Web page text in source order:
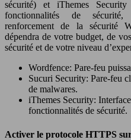
sécurité) et iThemes
fonctionnalités de
renforcement de la sécurité
dépendra de votre budget, de
sécurité et de votre niveau
Wordfence: Pare-feu
Sucuri Security: Pare-feu
de malwares.
iThemes Security:
fonctionnalités de sécurité.
Activer le protocole HTTPS